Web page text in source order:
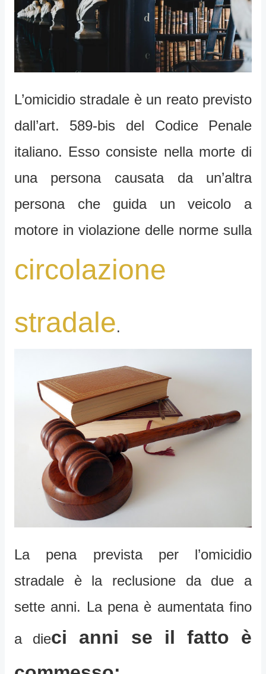
L’omicidio stradale è un reato previsto
dall’art. 589-bis del Codice Penale
italiano. Esso consiste nella morte di
una persona causata da un’altra
persona che guida un veicolo a
motore in violazione delle norme sulla
circolazione
stradale.
La pena prevista per l’omicidio
stradale è la reclusione da due a
sette anni. La pena è aumentata fino
a dieci anni se il fatto è